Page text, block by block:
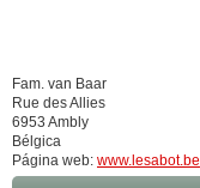
Fam. van Baar
Rue des Allies
6953 Ambly
Bélgica
Página web: www.lesabot.be